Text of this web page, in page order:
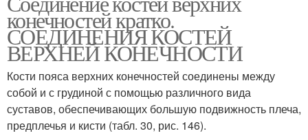
конечностей кратко.
СОЕДИНЕНИЯ КОСТЕЙ
ВЕРХНЕЙ КОНЕЧНОСТИ
Кости пояса верхних конечностей соединены между
собой и с грудиной с помощью различного вида
суставов, обеспечивающих большую подвижность плеча,
предплечья и кисти (табл. 30, рис. 146).